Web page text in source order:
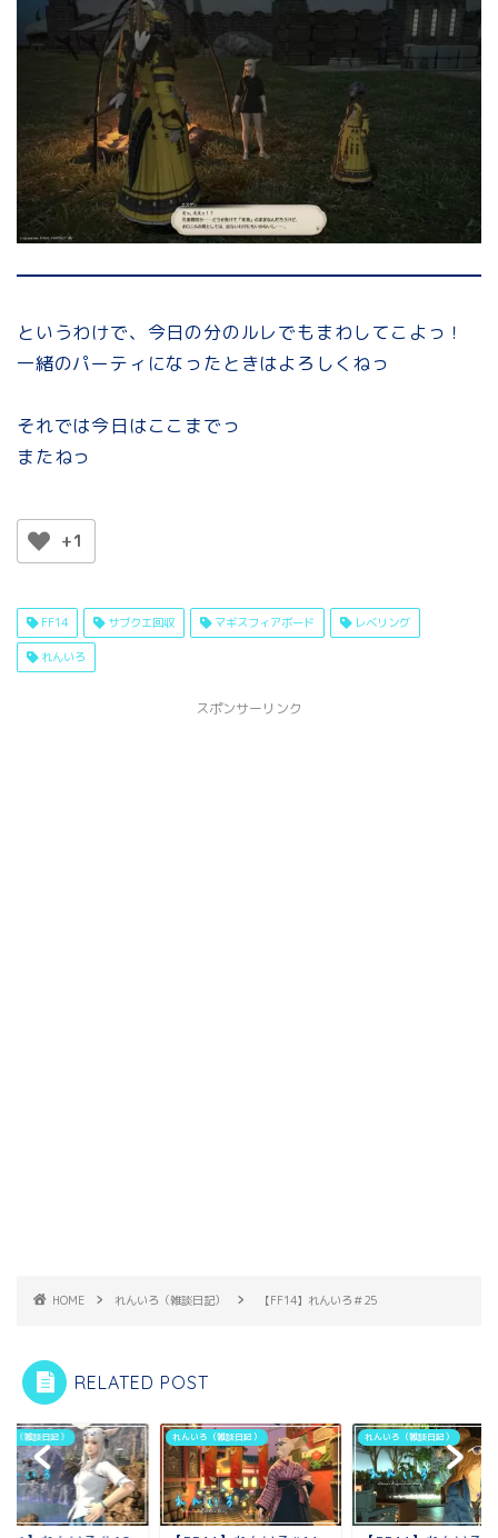
というわけで、今日の分のルレでもまわしてこよっ！
一緒のパーティになったときはよろしくねっ
それでは今日はここまでっ
またねっ
+1
FF14 サブクエ回収 マギスフィアボード レベリング
れんいろ
スポンサーリンク
HOME れんいろ（雑談日記） 【FF14】れんいろ＃25
RELATED POST
ろ（雑談日記） れんいろ（雑談日記） れんいろ（雑談日記）